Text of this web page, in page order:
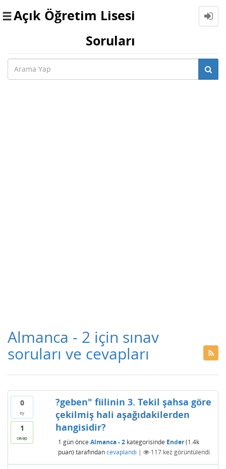
Toggle
Açık Öğretim Lisesi
Soruları
Almanca - 2 için sınav
soruları ve cevapları
0
oy
1
cevap
?geben" fiilinin 3. Tekil şahsa göre
çekilmiş hali aşağıdakilerden
hangisidir?
1 günönce Almanca - 2kategorisinde Ender (1.4k
puan) tarafından cevaplandı | 117kez görüntülendi